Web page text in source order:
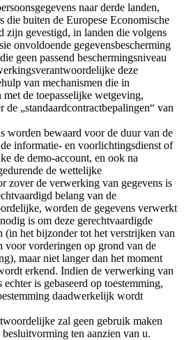
naar derde landen,
die buiten de Europese Economische
zijn gevestigd, in landen die volgens
onvoldoende gegevensbescherming
geen passend beschermingsniveau
deze
van mechanismen die in
de toepasselijke wetgeving,
de „standaardcontractbepalingen“ van
worden bewaard voor de duur van de
informatie- en voorlichtingsdienst of
de demo-account, en ook na
de wettelijke
zover de verwerking van gegevens is
belang van de
worden de gegevens verwerkt
is om deze gerechtvaardigde
(in het bijzonder tot het verstrijken van
voor vorderingen op grond van de
maar niet langer dan het moment
erkend. Indien de verwerking van
is gebaseerd op toestemming,
daadwerkelijk wordt
zal geen gebruik maken
besluitvorming ten aanzien van u.